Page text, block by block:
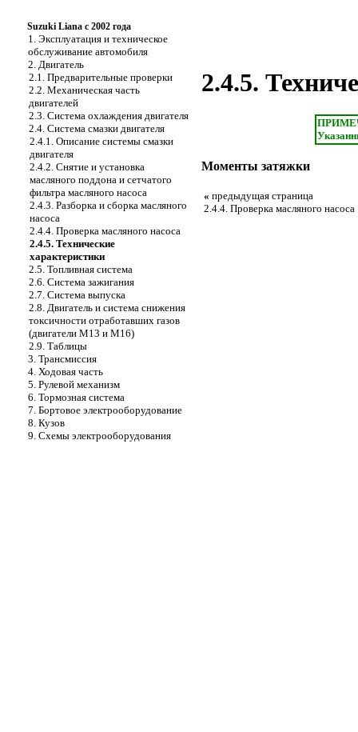
Suzuki Liana с 2002 года
1. Эксплуатация и техническое
обслуживание автомобиля
2. Двигатель
2.1. Предварительные проверки
2.2. Механическая часть
двигателей
2.3. Система охлаждения двигателя
2.4. Система смазки двигателя
2.4.1. Описание системы смазки
двигателя
2.4.2. Снятие и установка
масляного поддона и сетчатого
фильтра масляного насоса
2.4.3. Разборка и сборка масляного
насоса
2.4.4. Проверка масляного насоса
2.4.5. Технические
характеристики
2.5. Топливная система
2.6. Система зажигания
2.7. Система выпуска
2.8. Двигатель и система снижения
токсичности отработавших газов
(двигатели М13 и М16)
2.9. Таблицы
3. Трансмиссия
4. Ходовая часть
5. Рулевой механизм
6. Тормозная система
7. Бортовое электрооборудование
8. Кузов
9. Схемы электрооборудования
2.4.5.
Моменты затяжки
« предыдущая страница
2.4.4. Проверка масляного насоса